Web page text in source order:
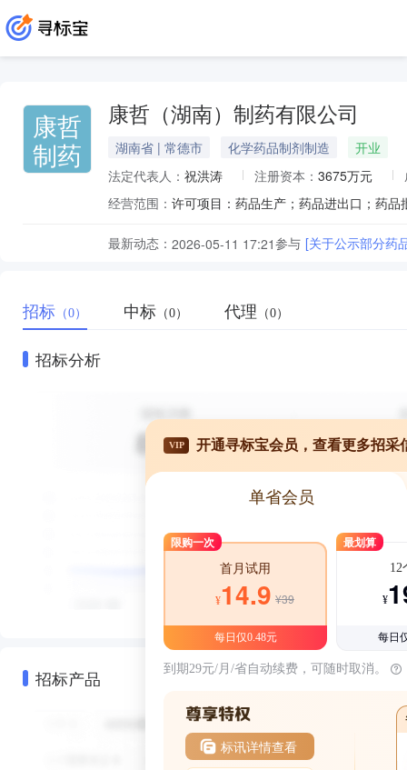
康哲
制药
康哲（湖南）制药有限公司
湖南省 | 常德市 化学药品制剂制造
开业
法定代表人： 祝洪涛 注册资本： 3675万元
经营范围：
最新动态： 2026-05-11 17:21参与 [关于公示部分药
招标 （0） 中标 （0） 代理 （0）
招标分析
招标产品
VIP 开通寻标宝会员，查看更多招采
单省会员
限购一次
首月试用
¥14.9 ¥39
每日仅0.48元
最划算
12
¥
每日
到期29元/月/省自动续费，可随时取消。
标讯详情查看